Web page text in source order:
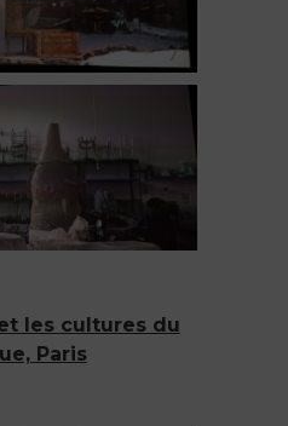
les cultures du
Paris